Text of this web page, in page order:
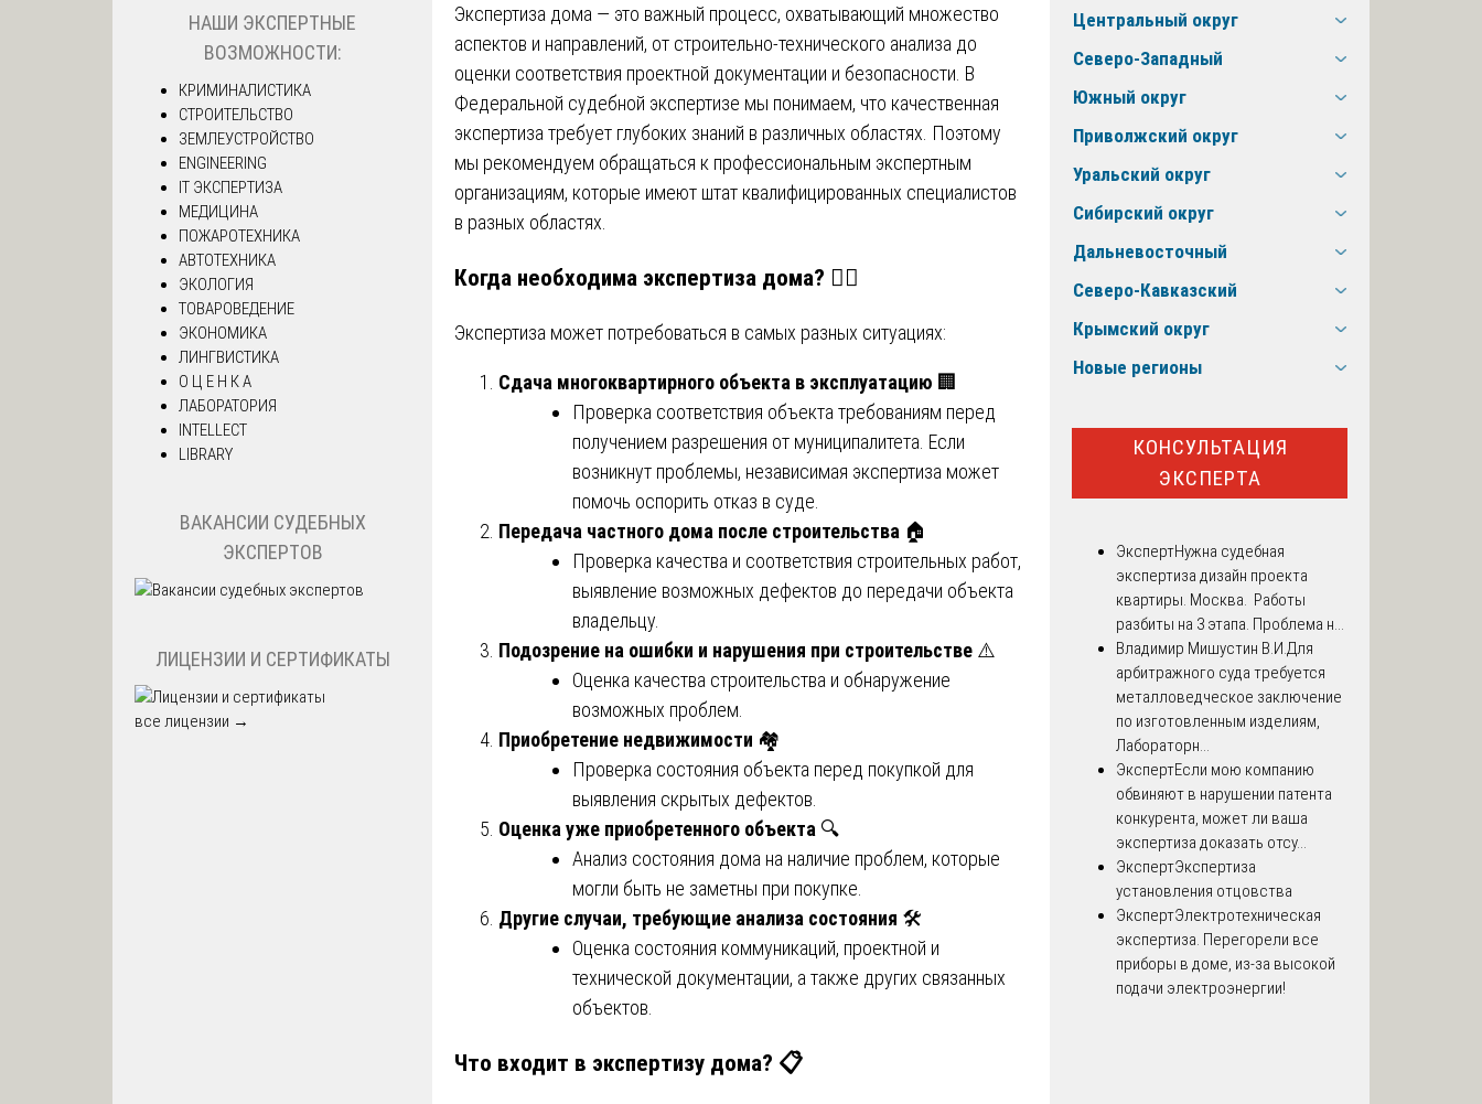
Экспертиза дома — это важный процесс, охватывающий множество
аспектов и направлений, от строительно-технического анализа до
оценки соответствия проектной документации и безопасности. В
Федеральной судебной экспертизе мы понимаем, что качественная
экспертиза требует глубоких знаний в различных областях. Поэтому
мы рекомендуем обращаться к профессиональным экспертным
организациям, которые имеют штат квалифицированных специалистов
в разных областях.
Когда необходима экспертиза дома? 🕵️‍♂️
Экспертиза может потребоваться в самых разных ситуациях:
Сдача многоквартирного объекта в эксплуатацию 🏢
Проверка соответствия объекта требованиям перед
получением разрешения от муниципалитета. Если
возникнут проблемы, независимая экспертиза может
помочь оспорить отказ в суде.
Передача частного дома после строительства 🏠
Проверка качества и соответствия строительных работ,
выявление возможных дефектов до передачи объекта
владельцу.
Подозрение на ошибки и нарушения при строительстве ⚠️
Оценка качества строительства и обнаружение
возможных проблем.
Приобретение недвижимости 🏘️
Проверка состояния объекта перед покупкой для
выявления скрытых дефектов.
Оценка уже приобретенного объекта 🔍
Анализ состояния дома на наличие проблем, которые
могли быть не заметны при покупке.
Другие случаи, требующие анализа состояния 🛠️
Оценка состояния коммуникаций, проектной и
технической документации, а также других связанных
объектов.
Что входит в экспертизу дома? 📋
НАШИ ЭКСПЕРТНЫЕ
ВОЗМОЖНОСТИ:
КРИМИНАЛИСТИКА
СТРОИТЕЛЬСТВО
ЗЕМЛЕУСТРОЙСТВО
ENGINEERING
IT ЭКСПЕРТИЗА
МЕДИЦИНА
ПОЖАРОТЕХНИКА
АВТОТЕХНИКА
ЭКОЛОГИЯ
ТОВАРОВЕДЕНИЕ
ЭКОНОМИКА
ЛИНГВИСТИКА
О Ц Е Н К А
ЛАБОРАТОРИЯ
INTELLECT
LIBRARY
ВАКАНСИИ СУДЕБНЫХ
ЭКСПЕРТОВ
ЛИЦЕНЗИИ И СЕРТИФИКАТЫ
все лицензии →
Центральный округ
Северо-Западный
Южный округ
Приволжский округ
Уральский округ
Сибирский округ
Дальневосточный
Северо-Кавказский
Крымский округ
Новые регионы
КОНСУЛЬТАЦИЯ
ЭКСПЕРТА
ЭкспертНужна судебная
экспертиза дизайн проекта
квартиры. Москва. Работы
разбиты на 3 этапа. Проблема н...
Владимир Мишустин В.И.Для
арбитражного суда требуется
металловедческое заключение
по изготовленным изделиям,
Лабораторн...
ЭкспертЕсли мою компанию
обвиняют в нарушении патента
конкурента, может ли ваша
экспертиза доказать отсу...
ЭкспертЭкспертиза
установления отцовства
ЭкспертЭлектротехническая
экспертиза. Перегорели все
приборы в доме, из-за высокой
подачи электроэнергии!